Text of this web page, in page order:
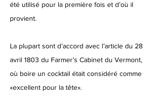
été utilisé pour la première fois et d’où il
provient.
La plupart sont d’accord avec l’article du 28
avril 1803 du Farmer’s Cabinet du Vermont,
où boire un cocktail était considéré comme
«excellent pour la tête».